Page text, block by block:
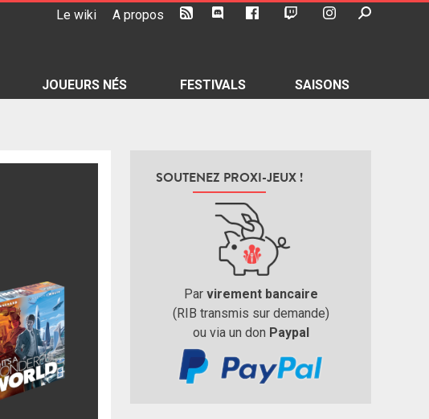
Le wiki A propos
JOUEURS NÉS FESTIVALS SAISONS
SOUTENEZ PROXI-JEUX !
Par virement bancaire
(RIB transmis sur demande)
ou via un don Paypal